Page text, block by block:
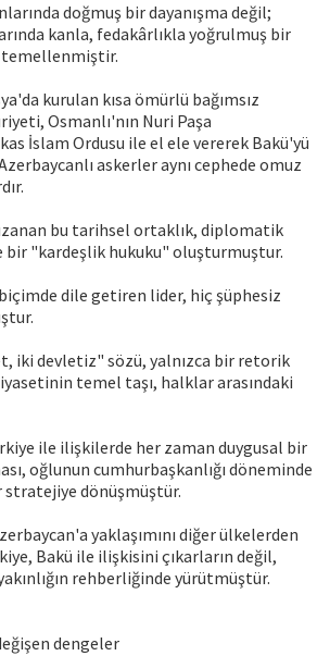
doğmuş bir dayanışma değil;
kanla, fedakârlıkla yoğrulmuş bir
kurulan kısa ömürlü bağımsız
Osmanlı'nın Nuri Paşa
İslam Ordusu ile el ele vererek Bakü'yü
askerler aynı cephede omuz
bu tarihsel ortaklık, diplomatik
bir "kardeşlik hukuku" oluşturmuştur.
biçimde dile getiren lider, hiç şüphesiz
iki devletiz" sözü, yalnızca bir retorik
temel taşı, halklar arasındaki
ile ilişkilerde her zaman duygusal bir
oğlunun cumhurbaşkanlığı döneminde
stratejiye dönüşmüştür.
yaklaşımını diğer ülkelerden
Bakü ile ilişkisini çıkarların değil,
rehberliğinde yürütmüştür.
dengeler